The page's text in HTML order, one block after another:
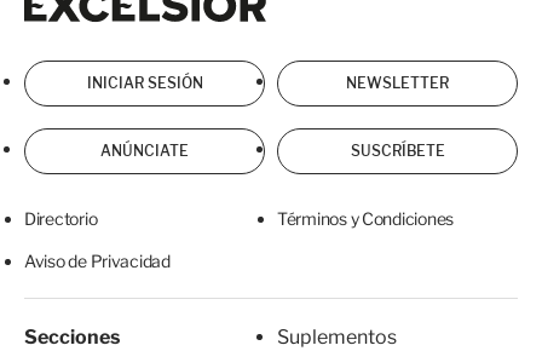
INICIAR SESIÓN NEWSLETTER
ANÚNCIATE SUSCRÍBETE
Directorio Términos y Condiciones
Aviso de Privacidad
Secciones
Suplementos